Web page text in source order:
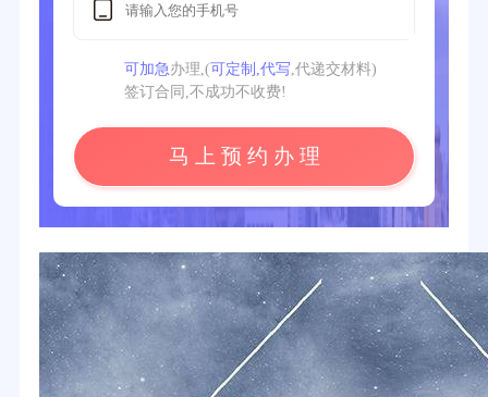
可加急办理,(可定制,代写 ,代递交材料)
签订合同,不成功不收费!
马 上 预 约 办 理